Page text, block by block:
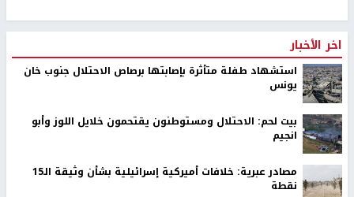
اخر الأخبار
استشهاد طفلة متأثرة بإصابتها برصاص الاحتلال جنوب خان
يونس
بيت لحم: الاحتلال ومستوطنون يقتحمون خلايل اللوز وأبو
انجيم
مصادر عبرية: خلافات أميركية إسرائيلية بشأن وثيقة الـ15
نقطة